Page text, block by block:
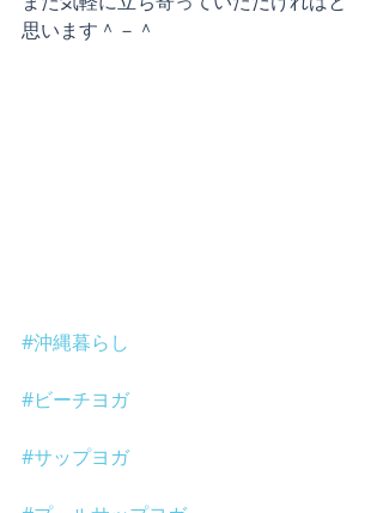
思います＾－＾
#沖縄暮らし
#ビーチヨガ
#サップヨガ